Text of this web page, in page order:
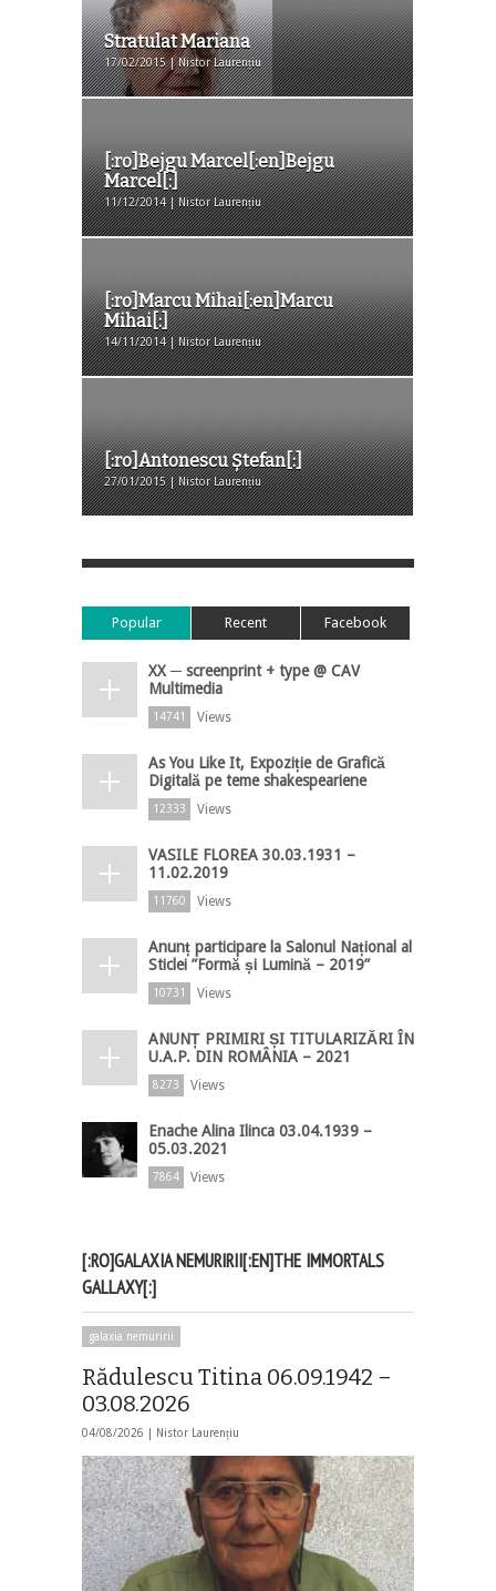
Stratulat Mariana
17/02/2015 | Nistor Laurențiu
[:ro]Bejgu Marcel[:en]Bejgu
Marcel[:]
11/12/2014 | Nistor Laurențiu
[:ro]Marcu Mihai[:en]Marcu
Mihai[:]
14/11/2014 | Nistor Laurențiu
[:ro]Antonescu Ștefan[:]
27/01/2015 | Nistor Laurențiu
Popular Recent Facebook
XX ─ screenprint + type @ CAV
Multimedia
14741 Views
As You Like It, Expoziție de Grafică
Digitală pe teme shakespeariene
12333 Views
VASILE FLOREA 30.03.1931 –
11.02.2019
11760 Views
Anunț participare la Salonul Național al
Sticlei ”Formă și Lumină – 2019”
10731 Views
ANUNȚ PRIMIRI ȘI TITULARIZĂRI ÎN
U.A.P. DIN ROMÂNIA – 2021
8273 Views
Enache Alina Ilinca 03.04.1939 –
05.03.2021
7864 Views
[:RO]GALAXIA NEMURIRII[:EN]THE IMMORTALS
GALLAXY[:]
galaxia nemuririi
Rădulescu Titina 06.09.1942 –
03.08.2026
04/08/2026 | Nistor Laurențiu